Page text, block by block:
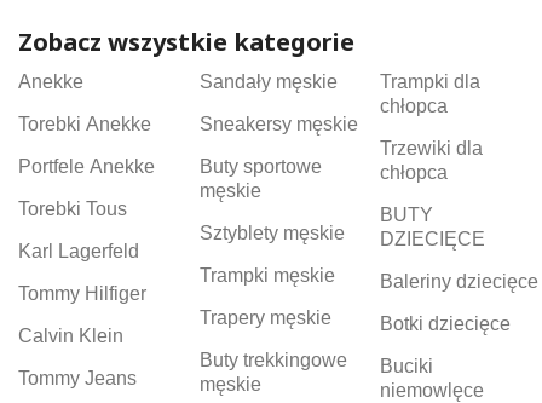
Zobacz wszystkie kategorie
Anekke
Torebki Anekke
Portfele Anekke
Torebki Tous
Karl Lagerfeld
Tommy Hilfiger
Calvin Klein
Tommy Jeans
Sandały męskie
Sneakersy męskie
Buty sportowe
męskie
Sztyblety męskie
Trampki męskie
Trapery męskie
Buty trekkingowe
męskie
Trampki dla
chłopca
Trzewiki dla
chłopca
BUTY
DZIECIĘCE
Baleriny dziecięce
Botki dziecięce
Buciki
niemowlęce